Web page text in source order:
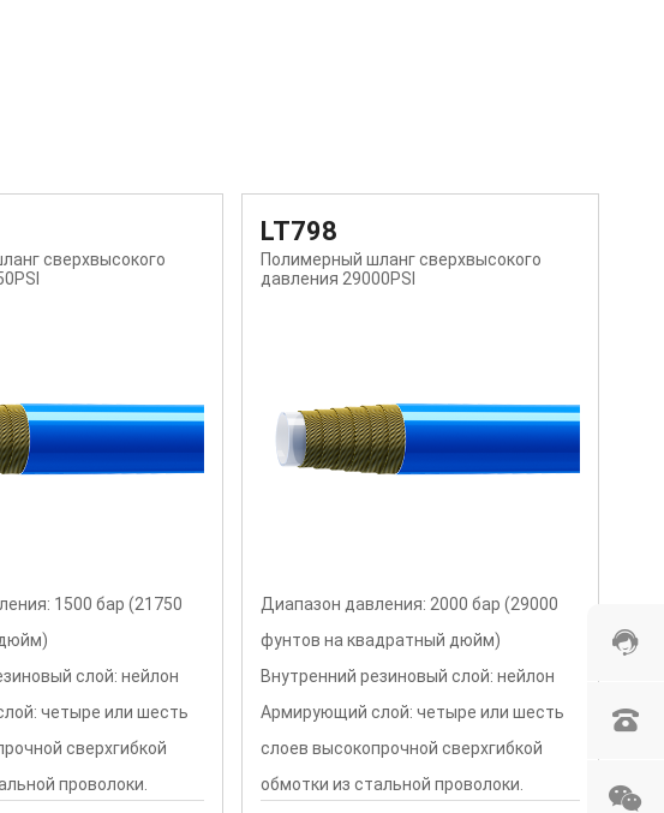
сверхвысокого
2000 бар (29000
дюйм)
слой: нейлон
четыре или шесть
сверхгибкой
проволоки.
LT795
Полимерный шланг сверхвысокого
давления 10000PSI
Диапазон давления: 690 бар (10000
фунтов на кв. дюйм)
Внутренний резиновый слой: нейлон
Армирующий слой: четыре слоя
обмотки из стальной проволоки
Внешний слой: черный или цветной